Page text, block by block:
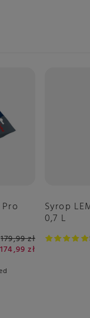
179,99 zł
174,99 zł
Syrop
0,7 L